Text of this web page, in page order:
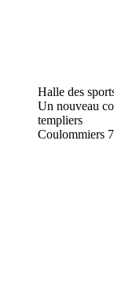
Halle des
Un nouveau
templiers
Coulommiers